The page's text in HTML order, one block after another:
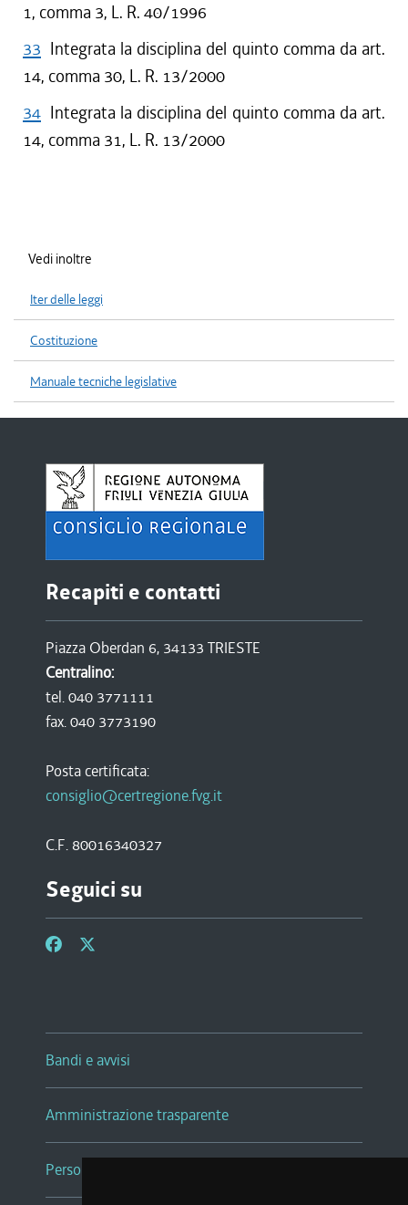
1, comma 3, L. R. 40/1996
33 Integrata la disciplina del quinto comma da art.
14, comma 30, L. R. 13/2000
34 Integrata la disciplina del quinto comma da art.
14, comma 31, L. R. 13/2000
Vedi inoltre
Iter delle leggi
Costituzione
Manuale tecniche legislative
Recapiti e contatti
Piazza Oberdan 6, 34133 TRIESTE
Centralino:
tel. 040 3771111
fax. 040 3773190
Posta certificata:
consiglio@certregione.fvg.it
C.F. 80016340327
Seguici su
Bandi e avvisi
Amministrazione trasparente
Persone e Uffici